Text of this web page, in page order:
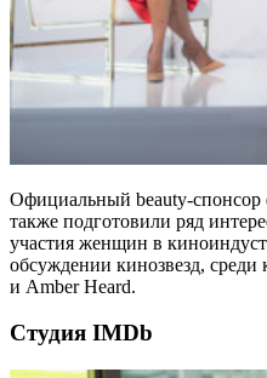
Официальный beauty-спонсор
также подготовили ряд
участия женщин в
обсуждении кинозвезд,
и Amber Heard.
Студия IMDb